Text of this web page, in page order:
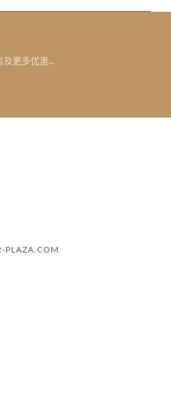
及更多优惠...
PLAZA.COM